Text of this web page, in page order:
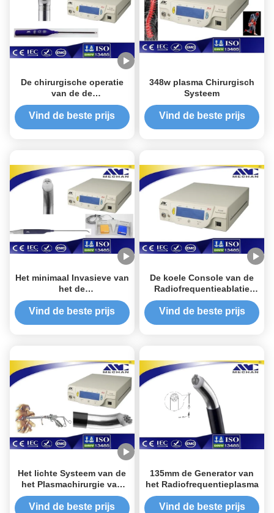
De chirurgische operatie
van de de
Generatorveiligheid van
het Radiofrequentieplasma
voor Sportengeneeskunde
Vind de beste prijs
348w plasma Chirurgisch
Systeem
Vind de beste prijs
Het minimaal Invasieve van
het de
Radiofrequentieplasma
van de Kniechirurgie Merk
van de Generatormechan
Vind de beste prijs
De koele Console van de
Radiofrequentieablatie
voor van de de
Schouderheup van de
Vind de beste prijs
Het lichte Systeem van de
het Plasmachirurgie van
Pijncoblation voor
Sportengeneeskunde/Arthroscopy
Vind de beste prijs
135mm de Generator van
het Radiofrequentieplasma
Vind de beste prijs